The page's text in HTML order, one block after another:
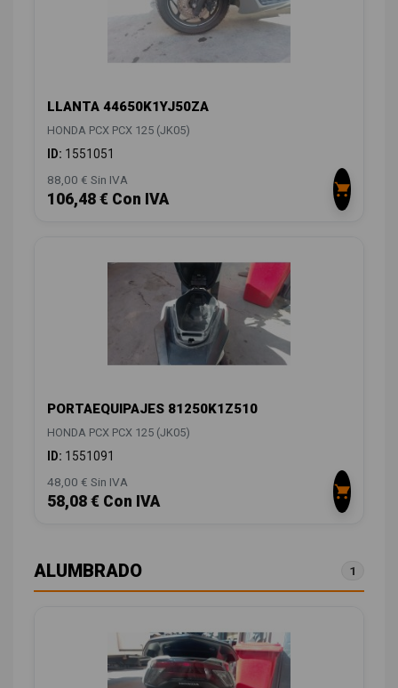
LLANTA 44650K1YJ50ZA
HONDA PCX PCX 125 (JK05)
ID: 1551051
88,00 € Sin IVA
106,48 € Con IVA
PORTAEQUIPAJES 81250K1Z510
HONDA PCX PCX 125 (JK05)
ID: 1551091
48,00 € Sin IVA
58,08 € Con IVA
ALUMBRADO 1